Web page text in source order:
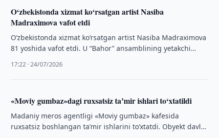
O‘zbekistonda xizmat ko‘rsatgan artist Nasiba
Madraximova vafot etdi
O‘zbekistonda xizmat ko‘rsatgan artist Nasiba Madraximova
81 yoshida vafot etdi. U “Bahor” ansamblining yetakchi
17:22 · 24/07/2026
«Moviy gumbaz»dagi ruxsatsiz taʼmir ishlari to‘xtatildi
Madaniy meros agentligi «Moviy gumbaz» kafesida
ruxsatsiz boshlangan taʼmir ishlarini to‘xtatdi. Obyekt davlat